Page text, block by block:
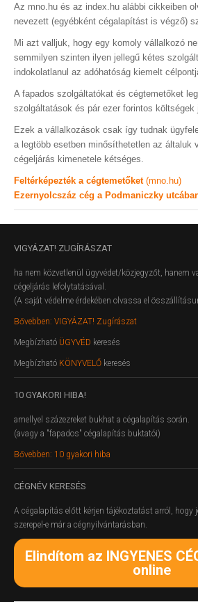
Az mno.hu és az index.hu alábbi cikkeiben
nevezett (egyébként cégalapítást is végző)
Mi azt valljuk, hogy egy komoly vállalkozó
semmilyen szinten ilyen jellegű kétes
indokolatlanul az adóhatóság kiemelt
A fapados szolgáltatókat és cégtemetőket
szolgáltatások és pár ezer forintos költségek
Ezek a vállalkozások csak így tudnak
a legtöbb esetben minősíthetetlen az általuk
cégeljárás kimenetele kétséges.
Feltérképezték a cégtemetőket (mno.hu)
Ezernyolcszáz cég a Podmaniczky
VIGYÁZAT! ZUGÍRÁSZAT
ha nem közvetlenül ügyvédet/közjegyzőt, hanem
cégeljárás lefolytatásával.
(A saját védelme érdekében olvassa el
Bővebben: VIGYÁZAT! Zugírászat
Megbízható ÜGYVÉD keresés
Megbízható KÖNYVELŐ keresés
10 GYAKORI HIBA!
amellyel százezreket bukhat a cégalapítás során.
(avagy a "fapados" cégalapítás buktatói)
Bővebben: 10 gyakori hiba
CÉGNÉV KERESÉS
A cégalapítás előtt kérjen tájékoztatást arról, hogy
szerepel-e már a cégnyilvántarásban.
Elindítom az INGYENES
online